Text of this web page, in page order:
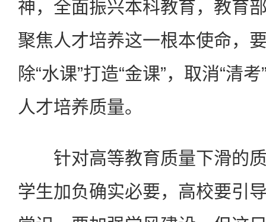
神，全面振兴本科教育，教育
聚焦人才培养这一根本使命，
除“水课”打造“金课”，取消“清
人才培养质量。
针对高等教育质量下滑的质
学生加负确实必要，高校要引